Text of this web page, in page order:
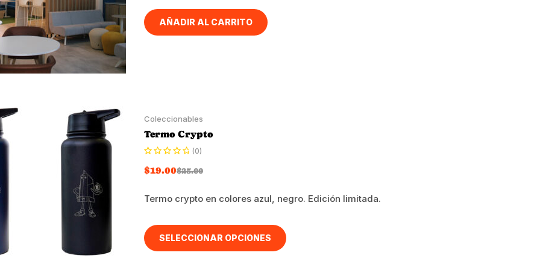
AÑADIR AL CARRITO
Coleccionables
Termo Crypto
(0)
$25.00
$19.00
Termo crypto en colores azul, negro. Edición limitada.
SELECCIONAR OPCIONES